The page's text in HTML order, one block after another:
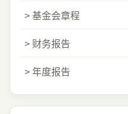
> 基金会章程
> 财务报告
> 年度报告